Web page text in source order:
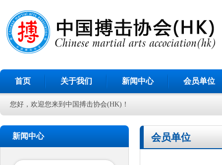
首页 关于我们 新闻中心 会员单位
您好，欢迎您来到中国搏击协会(HK)！
新闻中心 会员单位